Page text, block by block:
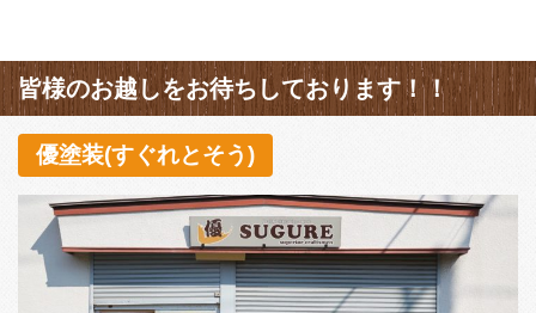
皆様のお越しをお待ちしております！！
優塗装(すぐれとそう)